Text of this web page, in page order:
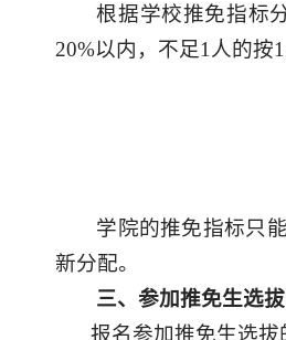
根据学校推免指标
20%以内，不足1人的按1
学院的推免指标只
新分配。
三、参加推免生选
报名参加推免生选